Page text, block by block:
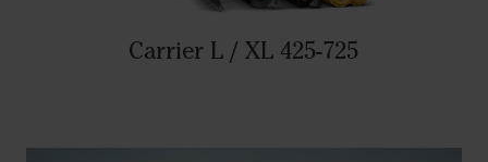
Carrier L / XL 425-725